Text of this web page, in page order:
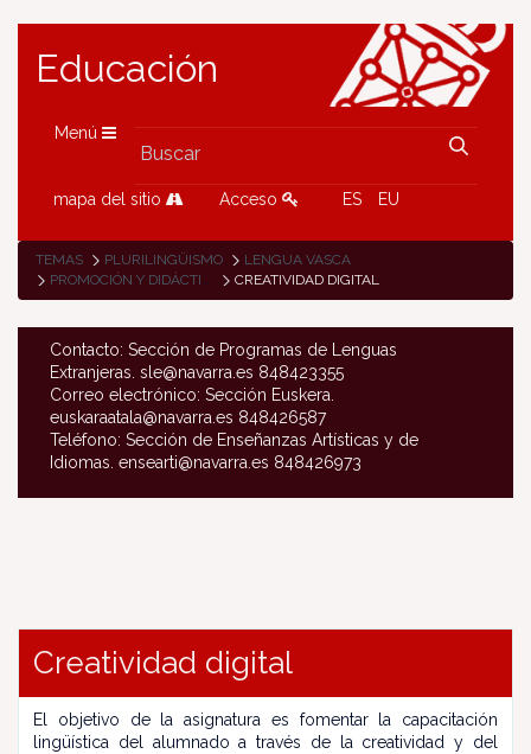
Educación
Menú
mapa del sitio Acceso ES EU
TEMAS PLURILINGÜISMO
LENGUA VASCA
PROMOCIÓN Y DIDÁCTICA DE LA LENGUA VASCA
CREATIVIDAD DIGITAL
Contacto: Sección de Programas de Lenguas
Extranjeras. sle@navarra.es 848423355
Correo electrónico: Sección Euskera.
euskaraatala@navarra.es 848426587
Teléfono: Sección de Enseñanzas Artísticas y de
Idiomas. ensearti@navarra.es 848426973
Creatividad digital
El objetivo de la asignatura es fomentar la capacitación
lingüística del alumnado a través de la creatividad y del